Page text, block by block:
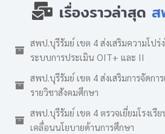
เรื่องราวล่าสุด ส
สพป.บุรีรัมย์ เขต 4 ส่งเสริมความโปร่
ระบบการประเมิน OIT+ และ II
สพป.บุรีรัมย์ เขต 4 ส่งเสริมการจัดกา
รายวิชาสังคมศึกษา
สพป.บุรีรัมย์ เขต 4 ตรวจเยี่ยมโรงเรี
เคลื่อนนโยบายด้านการศึกษา